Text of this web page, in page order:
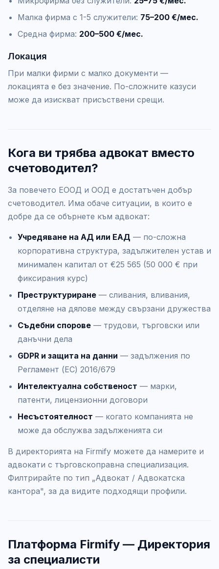
Малка фирма с 1-5 служители: 75–200 €/мес.
Средна фирма: 200–500 €/мес.
Локация
При малки фирми с малко документи —
локацията е без значение. По-сложните казуси
може да изискват присъствени срещи.
Кога ви трябва адвокат вместо
счетоводител?
За повечето ЕООД и ООД е достатъчен добър
счетоводител. Има обаче ситуации, в които е
добре да се обърнете към адвокат:
Учредяване на АД или ЕАД — по-сложна
корпоративна структура, задължителен устав и
минимален капитал от €25 565 (50 000 € при
фиксирания курс)
Преструктуриране — сливания, вливания,
отделяне на дялове между свързани дружества
Съдебни спорове — трудови, търговски или
данъчни дела
GDPR и защита на данни — задължения по
Регламент (ЕС) 2016/679
Интелектуална собственост — марки,
патенти, лицензионни договори
Несъстоятелност — когато компанията не
може да обслужва задълженията си
В директорията на Firmify можете да намерите и
адвокати с търговскоправна специализация.
Филтрирайте по тип „Адвокат / Адвокатска
кантора", за да видите подходящи профили.
Платформа Firmify — Директория
за специалисти